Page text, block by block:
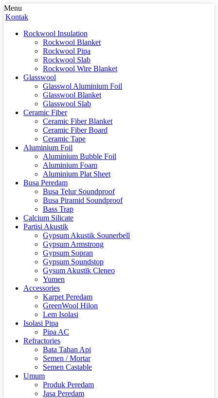
Menu
Kontak
Rockwool Insulation
Rockwool Blanket
Rockwool Pipa
Rockwool Slab
Rockwool Wire Blanket
Glasswool
Glasswol Aluminium Foil
Glasswool Blanket
Glasswool Slab
Ceramic Fiber
Ceramic Fiber Blanket
Ceramic Fiber Board
Ceramic Tape
Aluminium Foil
Aluminium Bubble Foil
Aluminium Foam
Aluminium Plat Sheet
Busa Peredam
Busa Telur Soundproof
Busa Piramid Soundproof
Bass Trap
Calcium Silicate
Partisi Akustik
Gypsum Akustik Sounerbell
Gypsum Armstrong
Gypsum Sopran
Gypsum Soundstop
Gysum Akustik Cleneo
Yumen
Accessories
Karpet Peredam
GreenWool Hilon
Lem Isolasi
Isolasi Pipa
Pipa AC
Refractories
Bata Tahan Api
Semen / Mortar
Semen Castable
Umum
Produk Peredam
Jasa Peredam